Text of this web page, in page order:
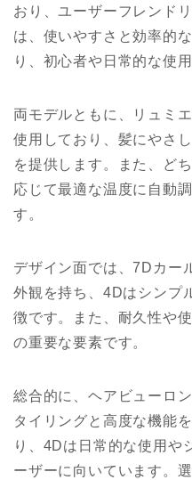
おり、ユーザーフレンド
は、使いやすさと効率的
り、初心者や日常的な使
両モデルともに、リュミ
使用しており、髪にやさ
を提供します。また、ど
応じて最適な温度に自動
す。
デザイン面では、7Dカー
外観を持ち、4Dはシンプ
徴です。また、耐久性や
の重要な要素です。
総合的に、ヘアビューロ
タイリングと高度な機能
り、4Dは日常的な使用や
ーザーに向いています。